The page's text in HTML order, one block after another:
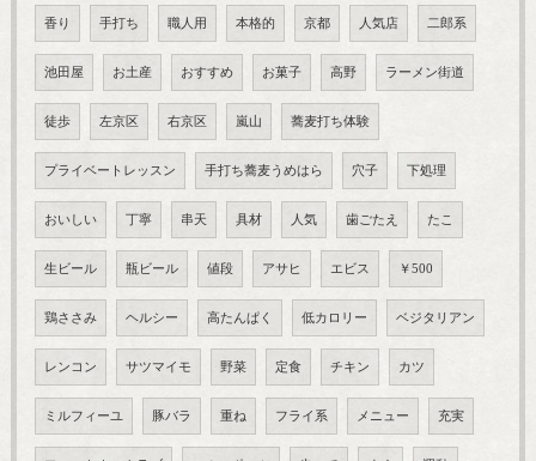
香り 手打ち 職人用 本格的 京都 人気店 二郎系
池田屋 お土産 おすすめ お菓子 高野 ラーメン街道
徒歩 左京区 右京区 嵐山 蕎麦打ち体験
プライベートレッスン 手打ち蕎麦うめはら 穴子 下処理
おいしい 丁寧 串天 具材 人気 歯ごたえ たこ
生ビール 瓶ビール 値段 アサヒ エビス ￥500
鶏ささみ ヘルシー 高たんぱく 低カロリー ベジタリアン
レンコン サツマイモ 野菜 定食 チキン カツ
ミルフィーユ 豚バラ 重ね フライ系 メニュー 充実